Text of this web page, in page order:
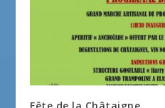
Fête de la Châtaigne